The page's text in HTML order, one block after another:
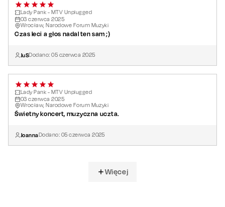
Lady Pank - MTV Unplugged
03 czerwca 2025
Wrocław, Narodowe Forum Muzyki
Czas leci a głos nadal ten sam ;)
JuSDodano:05 czerwca 2025
Lady Pank - MTV Unplugged
03 czerwca 2025
Wrocław, Narodowe Forum Muzyki
Świetny koncert, muzyczna uczta.
JoannaDodano: 05 czerwca 2025
Więcej